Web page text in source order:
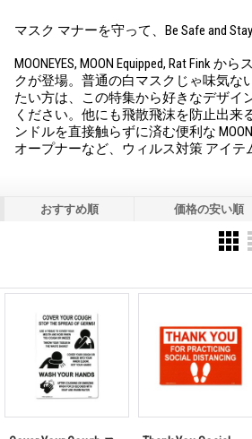
マスク マナーを守って、Be Safe and Stay
MOONEYES, MOON Equipped, Rat Fink か
クが登場。普通の白マスクじゃ味気な
たい方は、この特集から好きなデザイ
ください。他にも飛散飛沫を防止出来
ンドルを直接触らずに済む便利な
オープナーなど、ウィルス対策 アイテ
おすすめ順 価格の安い順